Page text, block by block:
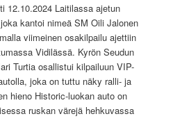
12.10.2024 Laitilassa ajetun
kantoi nimeä SM Oili Jalonen
viimeinen osakilpailu ajettiin
Vidilässä. Kyrön Seudun
Turtia osallistui kilpailuun VIP-
joka on tuttu näky ralli- ja
hieno Historic-luokan auto on
ruskan värejä hehkuvassa